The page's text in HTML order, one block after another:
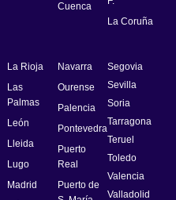
Cuenca
La Coruña
La Rioja
Las
Palmas
León
Lleida
Lugo
Madrid
Navarra
Ourense
Palencia
Pontevedra
Puerto
Real
Puerto de
Segovia
Sevilla
Soria
Tarragona
Teruel
Toledo
Valencia
Valladolid